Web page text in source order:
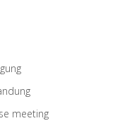
meeting